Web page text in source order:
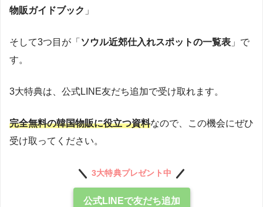
物販ガイドブック 」
そして3つ目が「 ソウル近郊仕入れスポットの一覧表 」で
す。
3大特典は、公式LINE友だち追加で受け取れます。
完全無料の韓国物販に役立つ資料なので、この機会にぜひ
受け取ってください。
3大特典プレゼント中
公式LINEで友だち追加